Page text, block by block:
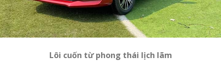
Lôi cuốn từ phong thái lịch lãm